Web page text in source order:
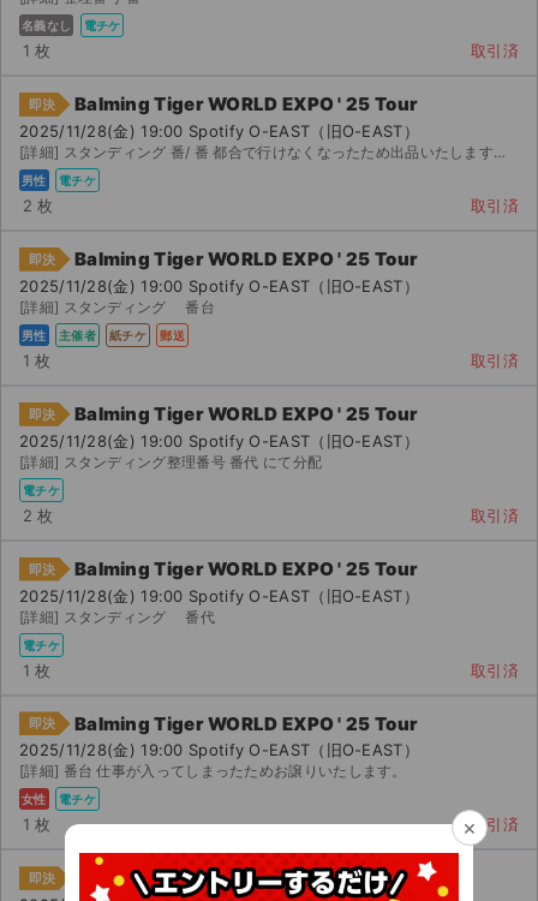
名義なし 電チケ
1 枚 取引済
即決 Balming Tiger WORLD EXPO ' 25 Tour
2025/11/28(金) 19:00 Spotify O-EAST（旧O-EAST）
[詳細] スタンディング 番/ 番 都合で行けなくなったため出品いたします。 イープラス電子...
男性 電チケ
2 枚 取引済
即決 Balming Tiger WORLD EXPO ' 25 Tour
2025/11/28(金) 19:00 Spotify O-EAST（旧O-EAST）
[詳細] スタンディング 番台
男性 主催者 紙チケ 郵送
1 枚 取引済
即決 Balming Tiger WORLD EXPO ' 25 Tour
2025/11/28(金) 19:00 Spotify O-EAST（旧O-EAST）
[詳細] スタンディング整理番号 番代 にて分配
電チケ
2 枚 取引済
即決 Balming Tiger WORLD EXPO ' 25 Tour
2025/11/28(金) 19:00 Spotify O-EAST（旧O-EAST）
[詳細] スタンディング 番代
電チケ
1 枚 取引済
即決 Balming Tiger WORLD EXPO ' 25 Tour
2025/11/28(金) 19:00 Spotify O-EAST（旧O-EAST）
[詳細] 番台 仕事が入ってしまったためお譲りいたします。
女性 電チケ
1 枚 取引済
即決 Balming Tiger WORLD EXPO ' 25 Tour
×